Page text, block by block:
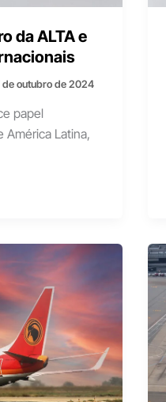
da ALTA e
de outubro de 2024
papel
Latina,